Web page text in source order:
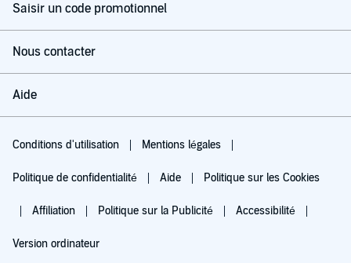
Saisir un code promotionnel
Nous contacter
Aide
Conditions d'utilisation Mentions légales
Politique de confidentialité Aide Politique sur les Cookies
Affiliation Politique sur la Publicité Accessibilité
Version ordinateur